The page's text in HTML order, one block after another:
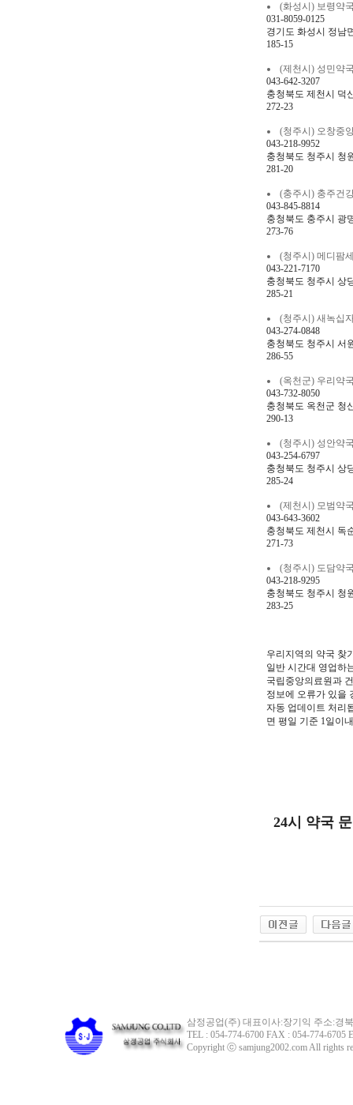
(화성시) 보령약
031-8059-0125
경기도 화성시 정남
185-15
(제천시) 성민약
043-642-3207
충청북도 제천시 덕
272-23
(청주시) 오창중
043-218-9952
충청북도 청주시 청
281-20
(충주시) 충주건
043-845-8814
충청북도 충주시 광
273-76
(청주시) 메디팜
043-221-7170
충청북도 청주시 상
285-21
(청주시) 새녹십
043-274-0848
충청북도 청주시 서
286-55
(옥천군) 우리약
043-732-8050
충청북도 옥천군 청
290-13
(청주시) 성안약
043-254-6797
충청북도 청주시 상
285-24
(제천시) 모범약
043-643-3602
충청북도 제천시 독
271-73
(청주시) 도담약
043-218-9295
충청북도 청주시 청
283-25
우리지역의 약국 찾
일반 시간대 영업하
국립중앙의료원과
정보에 오류가 있을
자동 업데이트 처리
면 평일 기준 1일이
24시 약국
삼정공업(주) 대표이사:장기익 주소:경
TEL : 054-774-6700 FAX : 054-774-6705
Copyright ⓒ samjung2002.com All rights